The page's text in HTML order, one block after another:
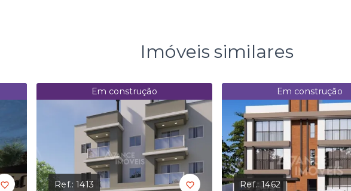
Imóveis similares
Em construção
Ref.:1413
Em construção
Ref.:1462